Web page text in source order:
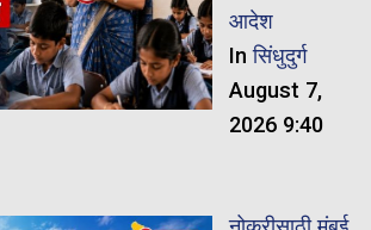
आदेश
Inसिंधुदुर्ग
August 7,
2026 9:40